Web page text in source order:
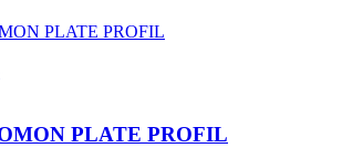
PLATE PROFIL